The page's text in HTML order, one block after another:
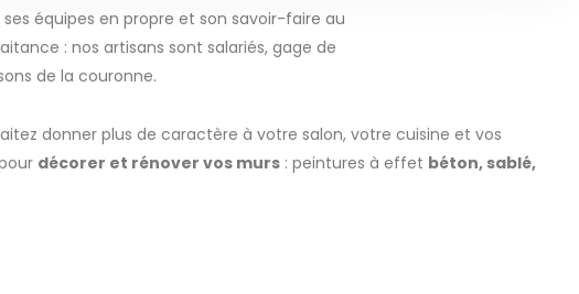
équipes en propre et son savoir-faire au
: nos artisans sont salariés, gage de
de la couronne.
donner plus de caractère à votre salon, votre cuisine et vos
décorer et rénover vos murs : peintures à effet béton, sablé,